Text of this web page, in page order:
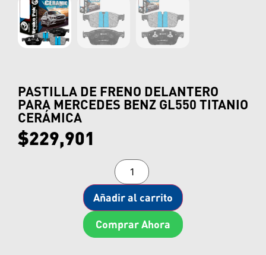
PASTILLA DE FRENO DELANTERO
PARA MERCEDES BENZ GL550 TITANIO
CERÁMICA
$229,901
Añadir al carrito
Comprar Ahora